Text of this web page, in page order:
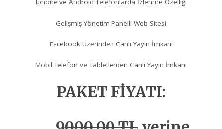
Iphone ve Android Telefonlarda İzlenme Özelliği
Gelişmiş Yönetim Panelli Web Sitesi
Facebook Üzerinden Canlı Yayın İmkanı
Mobil Telefon ve Tabletlerden Canlı Yayın İmkanı
PAKET FİYATI: